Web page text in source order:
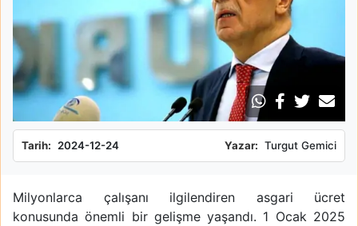
Tarih: 2024-12-24 Yazar: Turgut Gemici
Milyonlarca çalışanı ilgilendiren asgari ücret
konusunda önemli bir gelişme yaşandı. 1 Ocak 2025